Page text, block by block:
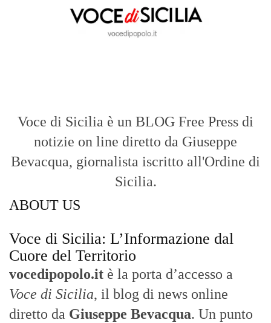
Voce di Sicilia è un BLOG Free Press di
notizie on line diretto da Giuseppe
Bevacqua, giornalista iscritto all'Ordine di
Sicilia.
ABOUT US
Voce di Sicilia: L’Informazione dal
Cuore del Territorio
vocedipopolo.it è la porta d’accesso a
Voce di Sicilia, il blog di news online
diretto da Giuseppe Bevacqua. Un punto